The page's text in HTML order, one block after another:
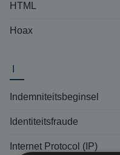
HTML
Hoax
Indemniteitsbeginsel
Identiteitsfraude
Internet Protocol (IP)